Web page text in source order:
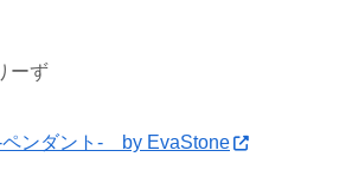
ーず
ペンダント- by EvaStone